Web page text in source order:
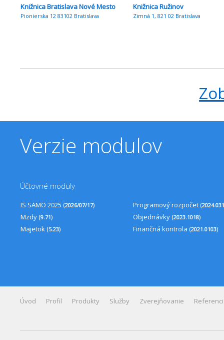
Knižnica Bratislava Nové Mesto
Pionierska 12 83102 Bratislava
Knižnica Ružinov
Zimná 1, 821 02 Bratislava
Verzie modulov
Účtovné moduly
IS SAMO 2025 (2026/07/17) Programový rozpočet (
Mzdy (9.71) Objednávky (2023.1018)
Majetok (5.23) Finančná kontrola (2021.0103)
Úvod Profil Produkty Služby Zverejňovanie